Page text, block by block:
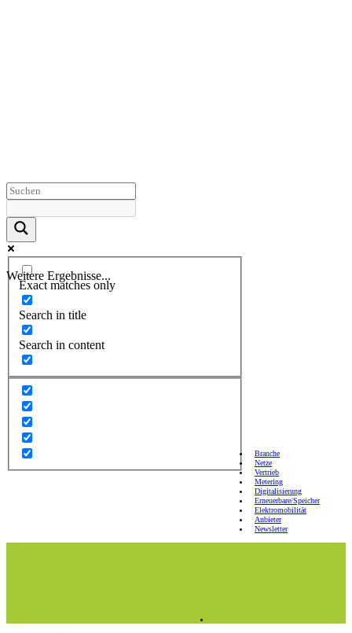
Weitere Ergebnisse...
Exact matches only
Search in title
Search in content
Branche
Netze
Vertrieb
Metering
Digitalisierung
Erneuerbare/Speicher
Elektromobilität
Anbieter
Newsletter